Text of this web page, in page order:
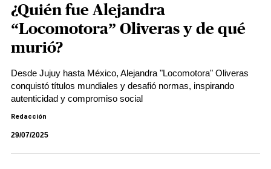
¿Quién fue Alejandra
“Locomotora” Oliveras y de qué
murió?
Desde Jujuy hasta México, Alejandra "Locomotora" Oliveras
conquistó títulos mundiales y desafió normas, inspirando
autenticidad y compromiso social
Redacción
29/07/2025